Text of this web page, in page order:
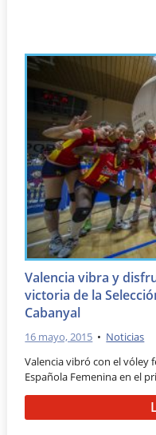
Valencia vibra y
victoria de la
Cabanyal
16 mayo, 2015 • Noticias
Valencia vibró con el vóley
Española Femenina en el